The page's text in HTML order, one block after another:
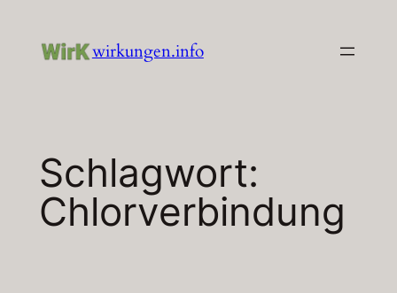
Inhalt
wirkungen.info
Schlagwort:
Chlorverbindung